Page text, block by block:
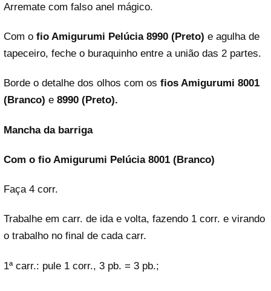
Arremate com falso anel mágico.
Com o fio Amigurumi Pelúcia 8990 (Preto) e agulha de
tapeceiro, feche o buraquinho entre a união das 2 partes.
Borde o detalhe dos olhos com os fios Amigurumi 8001
(Branco) e 8990 (Preto).
Mancha da barriga
Com o fio Amigurumi Pelúcia 8001 (Branco)
Faça 4 corr.
Trabalhe em carr. de ida e volta, fazendo 1 corr. e virando
o trabalho no final de cada carr.
1ª carr.: pule 1 corr., 3 pb. = 3 pb.;